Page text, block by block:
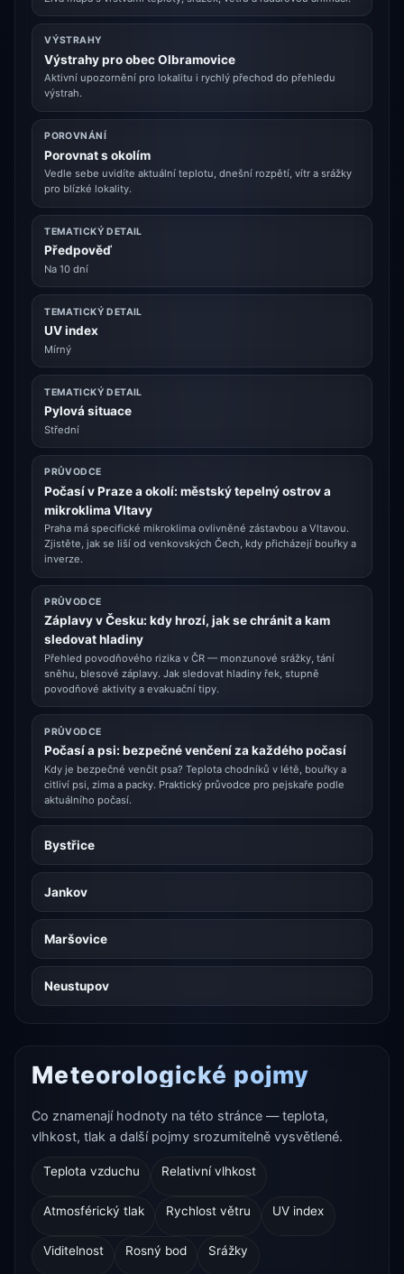
VÝSTRAHY
Výstrahy pro obec Olbramovice
Aktivní upozornění pro lokalitu i rychlý přechod do přehledu
výstrah.
POROVNÁNÍ
Porovnat s okolím
Vedle sebe uvidíte aktuální teplotu, dnešní rozpětí, vítr a srážky
pro blízké lokality.
TEMATICKÝ DETAIL
Předpověď
Na 10 dní
TEMATICKÝ DETAIL
UV index
Mírný
TEMATICKÝ DETAIL
Pylová situace
Střední
PRŮVODCE
Počasí v Praze a okolí: městský tepelný ostrov a
mikroklima Vltavy
Praha má specifické mikroklima ovlivněné zástavbou a Vltavou.
Zjistěte, jak se liší od venkovských Čech, kdy přicházejí bouřky a
inverze.
PRŮVODCE
Záplavy v Česku: kdy hrozí, jak se chránit a kam
sledovat hladiny
Přehled povodňového rizika v ČR — monzunové srážky, tání
sněhu, blesové záplavy. Jak sledovat hladiny řek, stupně
povodňové aktivity a evakuační tipy.
PRŮVODCE
Počasí a psi: bezpečné venčení za každého počasí
Kdy je bezpečné venčit psa? Teplota chodníků v létě, bouřky a
citliví psi, zima a packy. Praktický průvodce pro pejskaře podle
aktuálního počasí.
Bystřice
Jankov
Maršovice
Neustupov
Meteorologické pojmy
Co znamenají hodnoty na této stránce — teplota,
vlhkost, tlak a další pojmy srozumitelně vysvětlené.
Teplota vzduchu Relativní vlhkost
Atmosférický tlak Rychlost větru UV index
Viditelnost Rosný bod Srážky